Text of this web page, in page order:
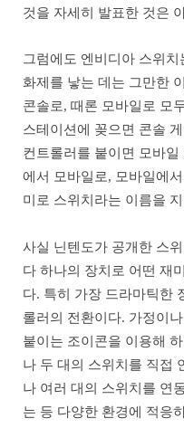
것을 자세히 발표한 것은
그럼에도 엔비디아 스위
화제를 낳는 데는 그만한
콘솔로, 때론 모바일로 모
스테이션에 꽂으면 콘솔
컨트롤러를 붙이면 모바
에서 모바일로, 모바일에
미로 스위치라는 이름을
사실 닌텐도가 공개한 스
다 하나의 장치로 어떤 재
다. 특히 가장 드라마틱한
롤러의 전환이다. 가정이
붙이는 조이콘을 이용해
나 두 대의 스위치를 직접
나 여러 대의 스위치를 연
는 등 다양한 환경에 적응